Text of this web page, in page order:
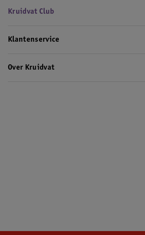
Kruidvat Club
Klantenservice
Over Kruidvat